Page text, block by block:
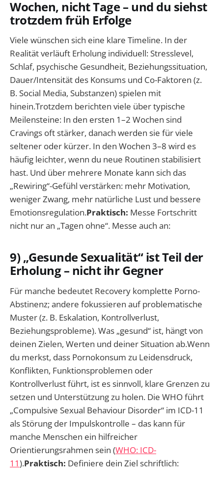
Wochen, nicht Tage – und du siehst
trotzdem früh Erfolge
Viele wünschen sich eine klare Timeline. In der
Realität verläuft Erholung individuell: Stresslevel,
Schlaf, psychische Gesundheit, Beziehungssituation,
Dauer/Intensität des Konsums und Co-Faktoren (z.
B. Social Media, Substanzen) spielen mit
hinein.Trotzdem berichten viele über typische
Meilensteine: In den ersten 1–2 Wochen sind
Cravings oft stärker, danach werden sie für viele
seltener oder kürzer. In den Wochen 3–8 wird es
häufig leichter, wenn du neue Routinen stabilisiert
hast. Und über mehrere Monate kann sich das
„Rewiring“-Gefühl verstärken: mehr Motivation,
weniger Zwang, mehr natürliche Lust und bessere
Emotionsregulation.Praktisch: Messe Fortschritt
nicht nur an „Tagen ohne“. Messe auch an:
9) „Gesunde Sexualität“ ist Teil der
Erholung – nicht ihr Gegner
Für manche bedeutet Recovery komplette Porno-
Abstinenz; andere fokussieren auf problematische
Muster (z. B. Eskalation, Kontrollverlust,
Beziehungsprobleme). Was „gesund“ ist, hängt von
deinen Zielen, Werten und deiner Situation ab.Wenn
du merkst, dass Pornokonsum zu Leidensdruck,
Konflikten, Funktionsproblemen oder
Kontrollverlust führt, ist es sinnvoll, klare Grenzen zu
setzen und Unterstützung zu holen. Die WHO führt
„Compulsive Sexual Behaviour Disorder“ im ICD-11
als Störung der Impulskontrolle – das kann für
manche Menschen ein hilfreicher
Orientierungsrahmen sein (WHO: ICD-
11).Praktisch: Definiere dein Ziel schriftlich: